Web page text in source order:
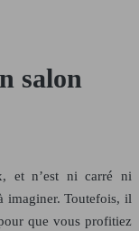
salon
et n’est ni carré ni
imaginer. Toutefois, il
que vous profitiez